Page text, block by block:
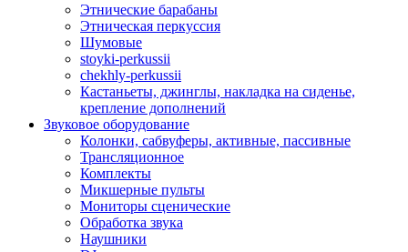
Этнические барабаны
Этническая перкуссия
Шумовые
stoyki-perkussii
chekhly-perkussii
Кастаньеты, джинглы, накладка на сиденье,
крепление дополнений
Звуковое оборудование
Колонки, сабвуферы, активные, пассивные
Трансляционное
Комплекты
Микшерные пульты
Мониторы сценические
Обработка звука
Наушники